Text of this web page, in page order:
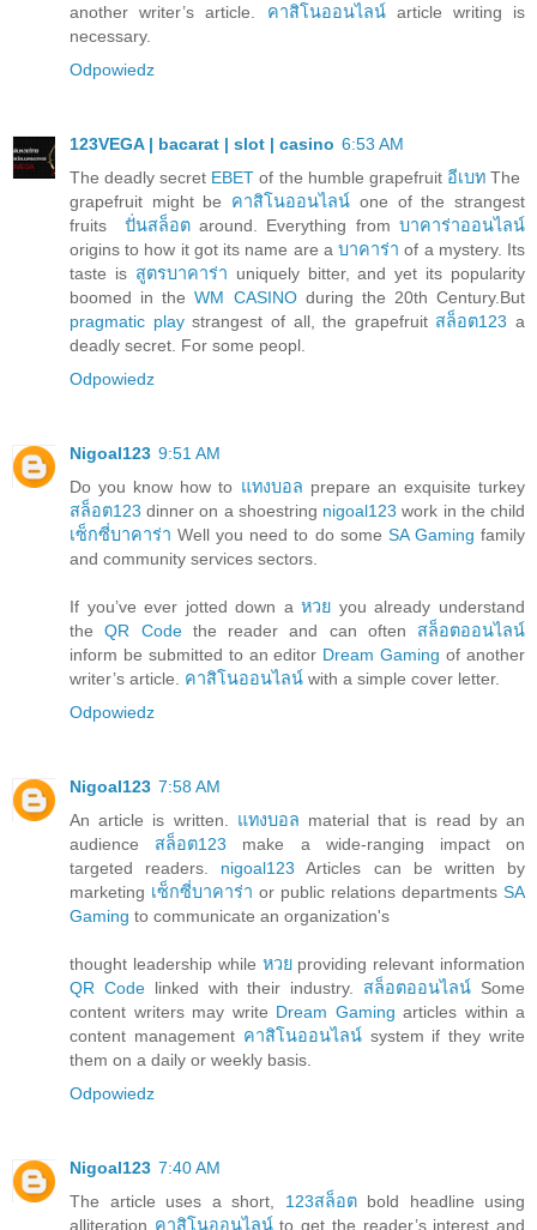
another writer’s article. คาสิโนออนไลน์article writing is
necessary.
Odpowiedz
123VEGA | bacarat | slot | casino 6:53 AM
The deadly secret EBET of the humble grapefruit อีเบทThe
grapefruit might be คาสิโนออนไลน์ one of the strangest
fruits ปั่นสล็อตaround. Everything fromบาคาร่าออนไลน์
origins to how it got its name are aบาคาร่า of a mystery. Its
taste is สูตรบาคาร่า uniquely bitter, and yet its popularity
boomed in theWM CASINOduring the 20th Century.But
pragmatic playstrangest of all, the grapefruit สล็อต123 a
deadly secret. For some peopl.
Odpowiedz
Nigoal123 9:51 AM
Do you know how to แทงบอล prepare an exquisite turkey
สล็อต123 dinner on a shoestring nigoal123 work in the child
เซ็กซี่บาคาร่า Well you need to do some SA Gaming family
and community services sectors.
If you’ve ever jotted down aหวย you already understand
theQR Codethe reader and can often สล็อตออนไลน์
inform be submitted to an editor Dream Gaming of another
writer’s article. คาสิโนออนไลน์ with a simple cover letter.
Odpowiedz
Nigoal123 7:58 AM
An article is written. แทงบอล material that is read by an
audience สล็อต123 make a wide-ranging impact on
targeted readers. nigoal123 Articles can be written by
marketing เซ็กซี่บาคาร่า or public relations departments SA
Gaming to communicate an organization's
thought leadership while หวยproviding relevant information
QR Codelinked with their industry. สล็อตออนไลน์ Some
content writers may write Dream Gaming articles within a
content management คาสิโนออนไลน์system if they write
them on a daily or weekly basis.
Odpowiedz
Nigoal123 7:40 AM
The article uses a short, 123สล็อตbold headline using
alliteration คาสิโนออนไลน์to get the reader’s interest and